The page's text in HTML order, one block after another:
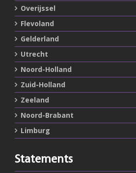
Overijssel
Flevoland
Gelderland
Utrecht
Noord-Holland
Zuid-Holland
Zeeland
Noord-Brabant
Limburg
Statements